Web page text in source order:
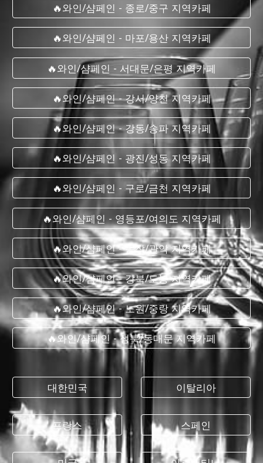
🔥와인/샴페인 - 종로/중구 지역카페
🔥와인/샴페인 - 마포/용산 지역카페
🔥와인/샴페인 - 서대문/은평 지역카페
🔥와인/샴페인 - 강서/양천 지역카페
🔥와인/샴페인 - 강동/송파 지역카페
🔥와인/샴페인 - 광진/성동 지역카페
🔥와인/샴페인 - 구로/금천 지역카페
🔥와인/샴페인 - 영등포/여의도 지역카페
🔥와인/샴페인 - 동작/관악 지역카페
🔥와인/샴페인 - 강북/도봉 지역카페
🔥와인/샴페인 - 노원/중랑 지역카페
🔥와인/샴페인 - 성북/동대문 지역카페
대한민국
프랑스
이탈리아
스페인